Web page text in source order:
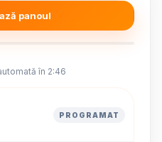
panoul
în 2:46
PROGRAMAT